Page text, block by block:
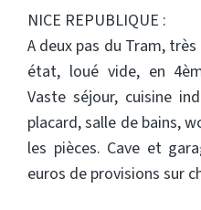
NICE REPUBLIQUE :
A deux pas du Tram,
état, loué vide, en
Vaste séjour, cuisine
placard, salle de bains,
les pièces. Cave et
euros de provisions sur